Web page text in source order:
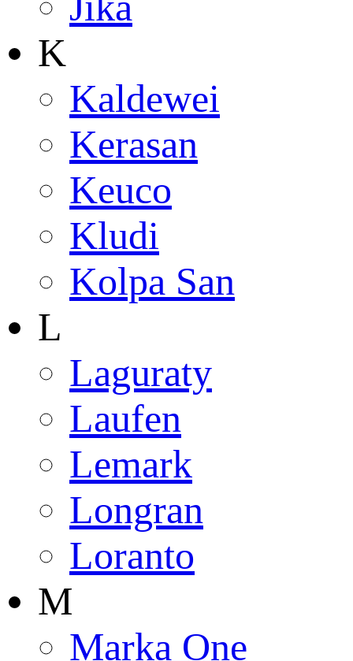
K
Kaldewei
Kerasan
Keuco
Kludi
Kolpa San
L
Laguraty
Laufen
Lemark
Longran
Loranto
M
Marka One